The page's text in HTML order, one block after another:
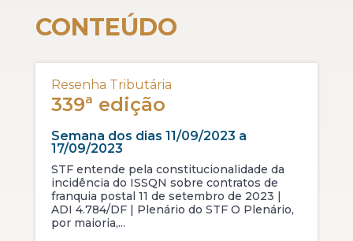
CONTEÚDO
Resenha Tributária
339ª edição
Semana dos dias 11/09/2023 a
17/09/2023
STF entende pela constitucionalidade da
incidência do ISSQN sobre contratos de
franquia postal 11 de setembro de 2023 |
ADI 4.784/DF | Plenário do STF O Plenário,
por maioria,...